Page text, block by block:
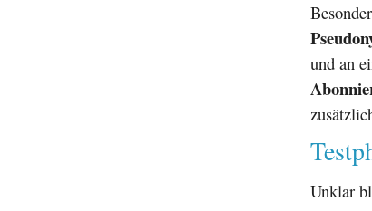
und an
Unklar